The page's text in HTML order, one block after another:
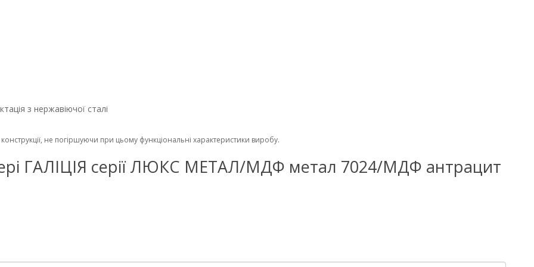
з нержавіючої сталі
не погіршуючи при цьому функціональні характеристики виробу.
ГАЛІЦІЯ серії ЛЮКС МЕТАЛ/МДФ метал 7024/МДФ антрацит